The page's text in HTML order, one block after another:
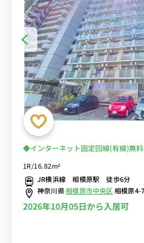
◆インターネット固定回線(有線)無
＆飲食店多数で、生活も安心！デス
ークにもオススメ。！
1R/16.82m²
JR横浜線 相模原駅 徒歩6分
神奈川県相模原市中央区相模原4-
2026年10月05日から入居可